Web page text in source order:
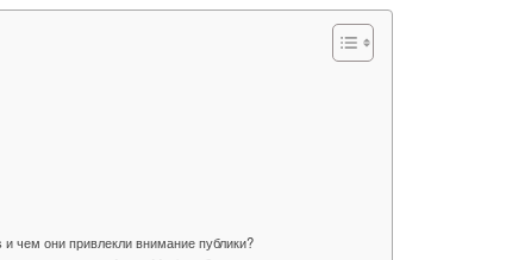
чем они привлекли внимание публики?